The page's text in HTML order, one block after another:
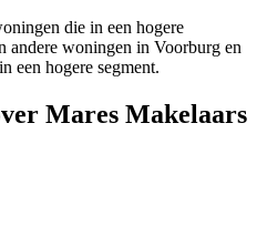
die in een hogere
andere woningen in Voorburg en
een hogere segment.
Mares Makelaars